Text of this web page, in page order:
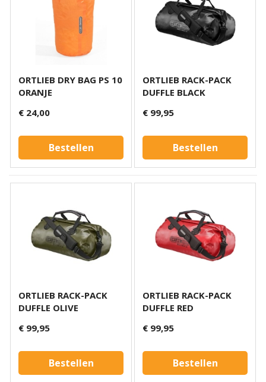
ORTLIEB DRY BAG PS 10
ORANJE
€ 24,00
Bestellen
ORTLIEB RACK-PACK
DUFFLE BLACK
€ 99,95
Bestellen
ORTLIEB RACK-PACK
DUFFLE OLIVE
€ 99,95
Bestellen
ORTLIEB RACK-PACK
DUFFLE RED
€ 99,95
Bestellen